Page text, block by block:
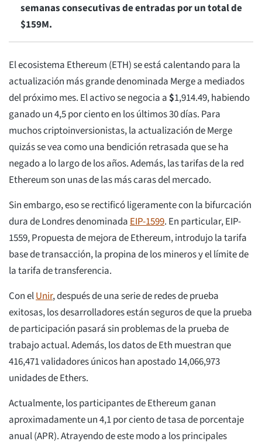
semanas consecutivas de entradas por un total de
$159M.
El ecosistema Ethereum (ETH) se está calentando para la
actualización más grande denominada Merge a mediados
del próximo mes. El activo se negocia a$1,914.49, habiendo
ganado un 4,5 por ciento en los últimos 30 días. Para
muchos criptoinversionistas, la actualización de Merge
quizás se vea como una bendición retrasada que se ha
negado a lo largo de los años. Además, las tarifas de la red
Ethereum son unas de las más caras del mercado.
Sin embargo, eso se rectificó ligeramente con la bifurcación
dura de Londres denominadaEIP-1599. En particular, EIP-
1559, Propuesta de mejora de Ethereum, introdujo la tarifa
base de transacción, la propina de los mineros y el límite de
la tarifa de transferencia.
Con elUnir, después de una serie de redes de prueba
exitosas, los desarrolladores están seguros de que la prueba
de participación pasará sin problemas de la prueba de
trabajo actual. Además, los datos de Eth muestran que
416,471 validadores únicos han apostado 14,066,973
unidades de Ethers.
Actualmente, los participantes de Ethereum ganan
aproximadamente un 4,1 por ciento de tasa de porcentaje
anual (APR). Atrayendo de este modo a los principales